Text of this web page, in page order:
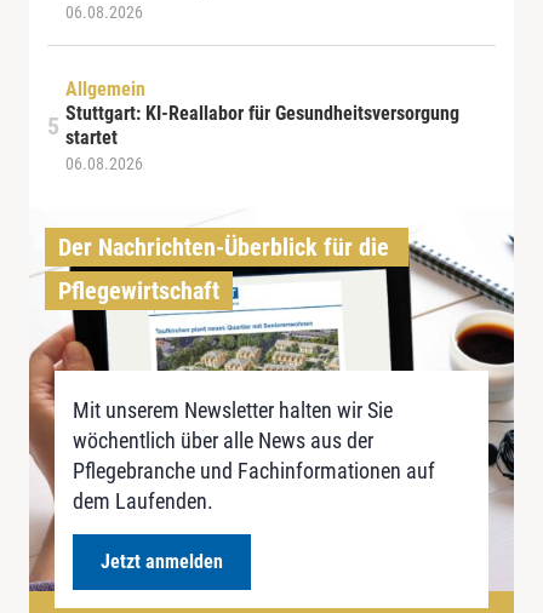
06.08.2026
Allgemein
Stuttgart: KI-Reallabor für Gesundheitsversorgung
startet
06.08.2026
Der Nachrichten-Überblick für die
Pflegewirtschaft
Mit unserem Newsletter halten wir Sie
wöchentlich über alle News aus der
Pflegebranche und Fachinformationen auf
dem Laufenden.
Jetzt anmelden